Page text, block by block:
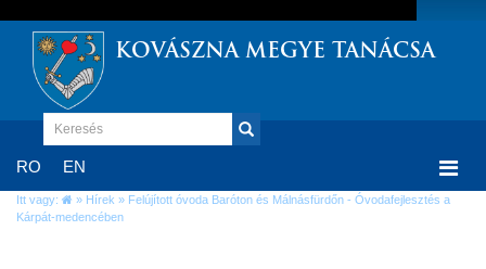
KOVÁSZNA MEGYE TANÁCSA
RO EN
Itt vagy: » Hírek » Felújított óvoda Baróton és Málnásfürdőn - Óvodafejlesztés a
Kárpát-medencében